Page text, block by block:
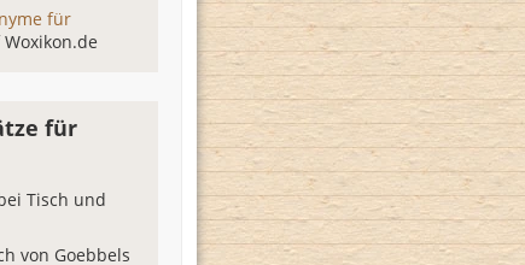
für
für
Tisch und
von Goebbels